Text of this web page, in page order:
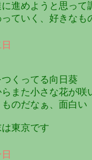
進めようと思って
ていく、好きなも
くってる向日葵
また小さな花が咲
のだなぁ、面白い
東京です